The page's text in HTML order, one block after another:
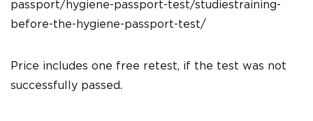
passport/hygiene-passport-test/studiestraining-
before-the-hygiene-passport-test/
Price includes one free retest, if the test was not
successfully passed.